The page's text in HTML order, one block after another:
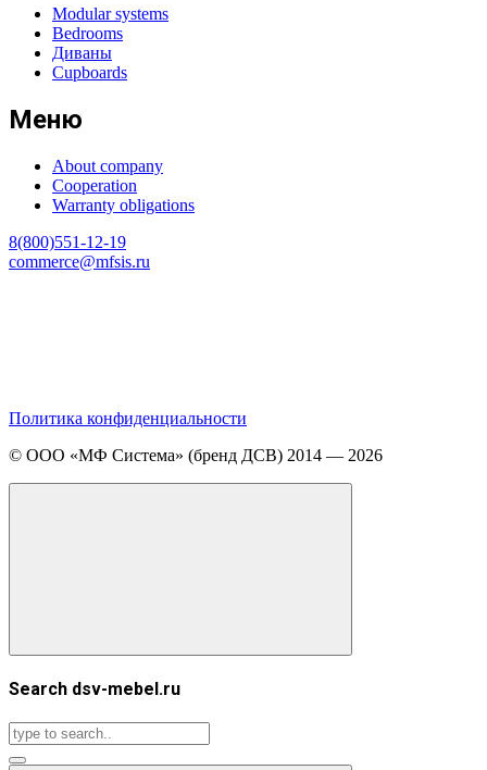
Modular systems
Bedrooms
Диваны
Cupboards
Меню
About company
Cooperation
Warranty obligations
8(800)551-12-19
commerce@mfsis.ru
Политика конфиденциальности
© ООО «МФ Система» (бренд ДСВ) 2014 — 2026
Search dsv-mebel.ru